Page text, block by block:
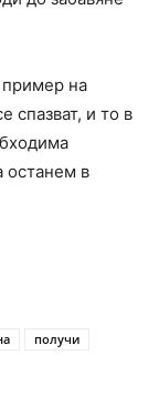
на
спазват, и то в
останем в
получи